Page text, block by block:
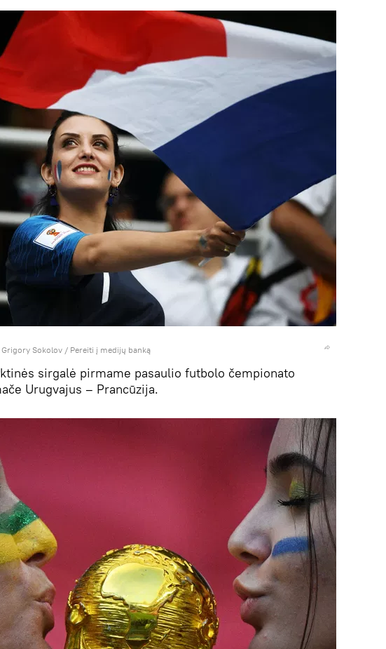
Sokolov / Pereiti į medijų banką
sirgalė pirmame pasaulio futbolo čempionato
Urugvajus – Prancūzija.